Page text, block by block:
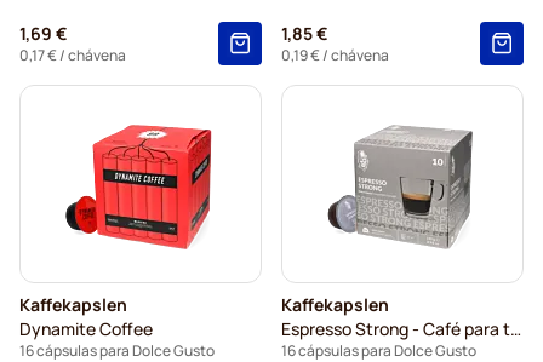
1,69 €
0,17 €/ chávena
1,85 €
0,19 €/ chávena
Kaffekapslen
Dynamite Coffee
16 cápsulas para Dolce Gusto
Kaffekapslen
Espresso Strong - Café para todos os dias
16 cápsulas para Dolce Gusto